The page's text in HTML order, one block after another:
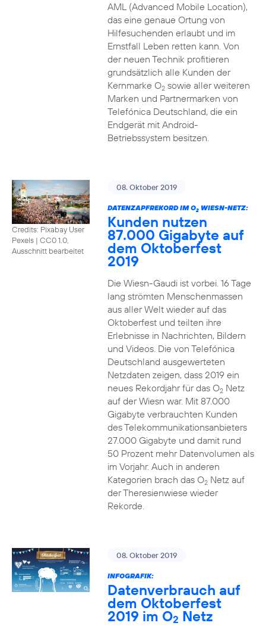
AML (Advanced Mobile Location),
das eine genaue Ortung von
Hilfesuchenden erlaubt und im
Ernstfall Leben retten kann. Von
der neuen Technik profitieren
grundsätzlich alle Kunden der
Kernmarke O2sowie aller weiteren
Marken und Partnermarken von
Telefónica Deutschland, die ein
Endgerät mit Android-
Betriebssystem besitzen.
Credits: Pixabay User
Pexels | CC0 1.0,
Ausschnitt bearbeitet
08. Oktober 2019
DATENZAPFREKORD IM O2WIESN-NETZ:
Kunden nutzen
87.000 Gigabyte auf
dem Oktoberfest
2019
Die Wiesn-Gaudi ist vorbei. 16 Tage
lang strömten Menschenmassen
aus aller Welt wieder auf das
Oktoberfest und teilten ihre
Erlebnisse in Nachrichten, Bildern
und Videos. Die von Telefónica
Deutschland ausgewerteten
Netzdaten zeigen, dass 2019 ein
neues Rekordjahr für das O2Netz
auf der Wiesn war. Mit 87.000
Gigabyte verbrauchten Kunden
des Telekommunikationsanbieters
27.000 Gigabyte und damit rund
50 Prozent mehr Datenvolumen als
im Vorjahr. Auch in anderen
Kategorien brach das O2Netz auf
der Theresienwiese wieder
Rekorde.
08. Oktober 2019
INFOGRAFIK:
Datenverbrauch auf
dem Oktoberfest
2019 im O2 Netz